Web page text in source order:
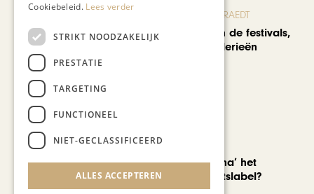
BLOG JO CORTENRAEDT
We verzuipen in de festivals,
feesten en braderieën
AUTOMOTIVE
Is ‘Made in China’ het
nieuwe kwaliteitslabel?
Cookiebeleid. Lees verder
STRIKT NOODZAKELIJK
PRESTATIE
TARGETING
FUNCTIONEEL
NIET-GECLASSIFICEERD
ALLES ACCEPTEREN